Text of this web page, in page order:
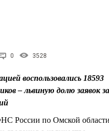
0 3528
воспользовались 18593
– львиную долю заявок
России по Омской области